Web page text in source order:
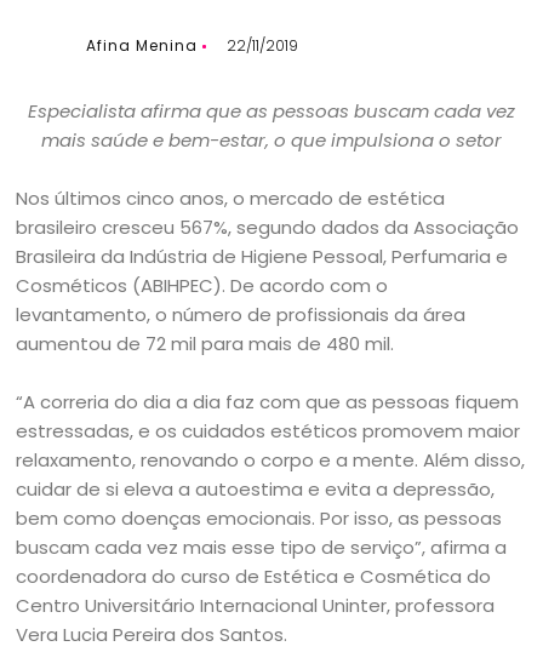
Afina Menina 22/11/2019
Especialista afirma que as pessoas buscam cada vez
mais saúde e bem-estar, o que impulsiona o setor
Nos últimos cinco anos, o mercado de estética
brasileiro cresceu 567%, segundo dados da Associação
Brasileira da Indústria de Higiene Pessoal, Perfumaria e
Cosméticos (ABIHPEC). De acordo com o
levantamento, o número de profissionais da área
aumentou de 72 mil para mais de 480 mil.
“A correria do dia a dia faz com que as pessoas fiquem
estressadas, e os cuidados estéticos promovem maior
relaxamento, renovando o corpo e a mente. Além disso,
cuidar de si eleva a autoestima e evita a depressão,
bem como doenças emocionais. Por isso, as pessoas
buscam cada vez mais esse tipo de serviço”, afirma a
coordenadora do curso de Estética e Cosmética do
Centro Universitário Internacional Uninter, professora
Vera Lucia Pereira dos Santos.